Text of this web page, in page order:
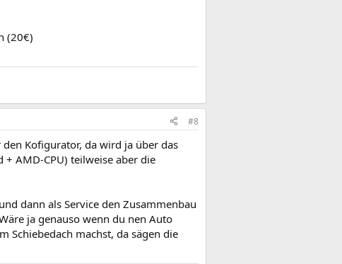
(20€)
#8
Kofigurator, da wird ja über das
AMD-CPU) teilweise aber die
dann als Service den Zusammenbau
ja genauso wenn du nen Auto
Schiebedach machst, da sägen die